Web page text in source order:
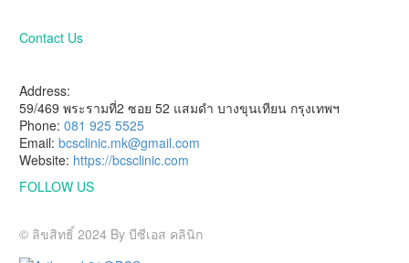
Contact Us
Address:
59/469 พระรามที่2 ซอย 52 แสมดำ บางขุนเทียน กรุงเทพฯ
Phone: 081 925 5525
Email: bcsclinic.mk@gmail.com
Website: https://bcsclinic.com
FOLLOW US
© ลิขสิทธิ์ 2024 By บีซีเอส คลินิก